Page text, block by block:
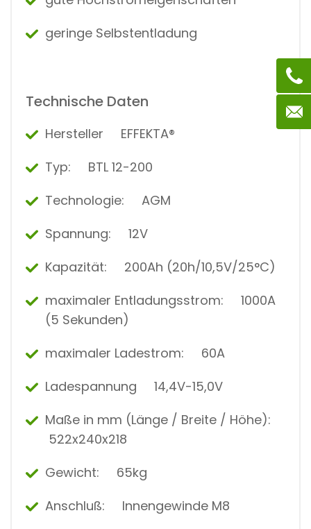
geringe Selbstentladung
Technische Daten
Hersteller EFFEKTA®
Typ: BTL 12-200
Technologie: AGM
Spannung: 12V
Kapazität: 200Ah (20h/10,5V/25°C)
maximaler Entladungsstrom: 1000A
(5 Sekunden)
maximaler Ladestrom: 60A
Ladespannung 14,4V-15,0V
Maße in mm (Länge / Breite / Höhe):
522x240x218
Gewicht: 65kg
Anschluß: Innengewinde M8